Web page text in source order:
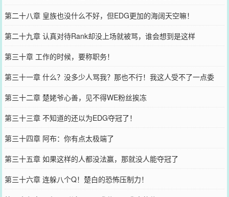
第二十八章 皇族也没什么不好，但EDG更加的海阔天空嘛！
第二十九章 认真对待Rank却没上场就被骂，谁会想到是这样
第三十章 工作的时候，要称职务！
第三十一章 什么？没多少人骂我？那也不行！我这人受不了一点委
屈！
第三十二章 楚姥爷心善，见不得WE粉丝挨冻
第三十三章 不知道的还以为EDG夺冠了！
第三十四章 阿布：你有点太极端了
第三十五章 如果这样的人都没法赢，那就没人能夺冠了
第三十六章 连躲八个Q！楚白的恐怖压制力！